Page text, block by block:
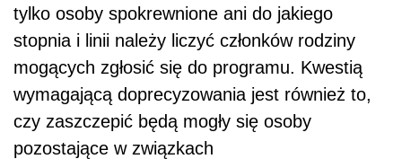
tylko osoby spokrewnione ani do jakiego
stopnia i linii należy liczyć członków rodziny
mogących zgłosić się do programu. Kwestią
wymagającą doprecyzowania jest również to,
czy zaszczepić będą mogły się osoby
pozostające w związkach